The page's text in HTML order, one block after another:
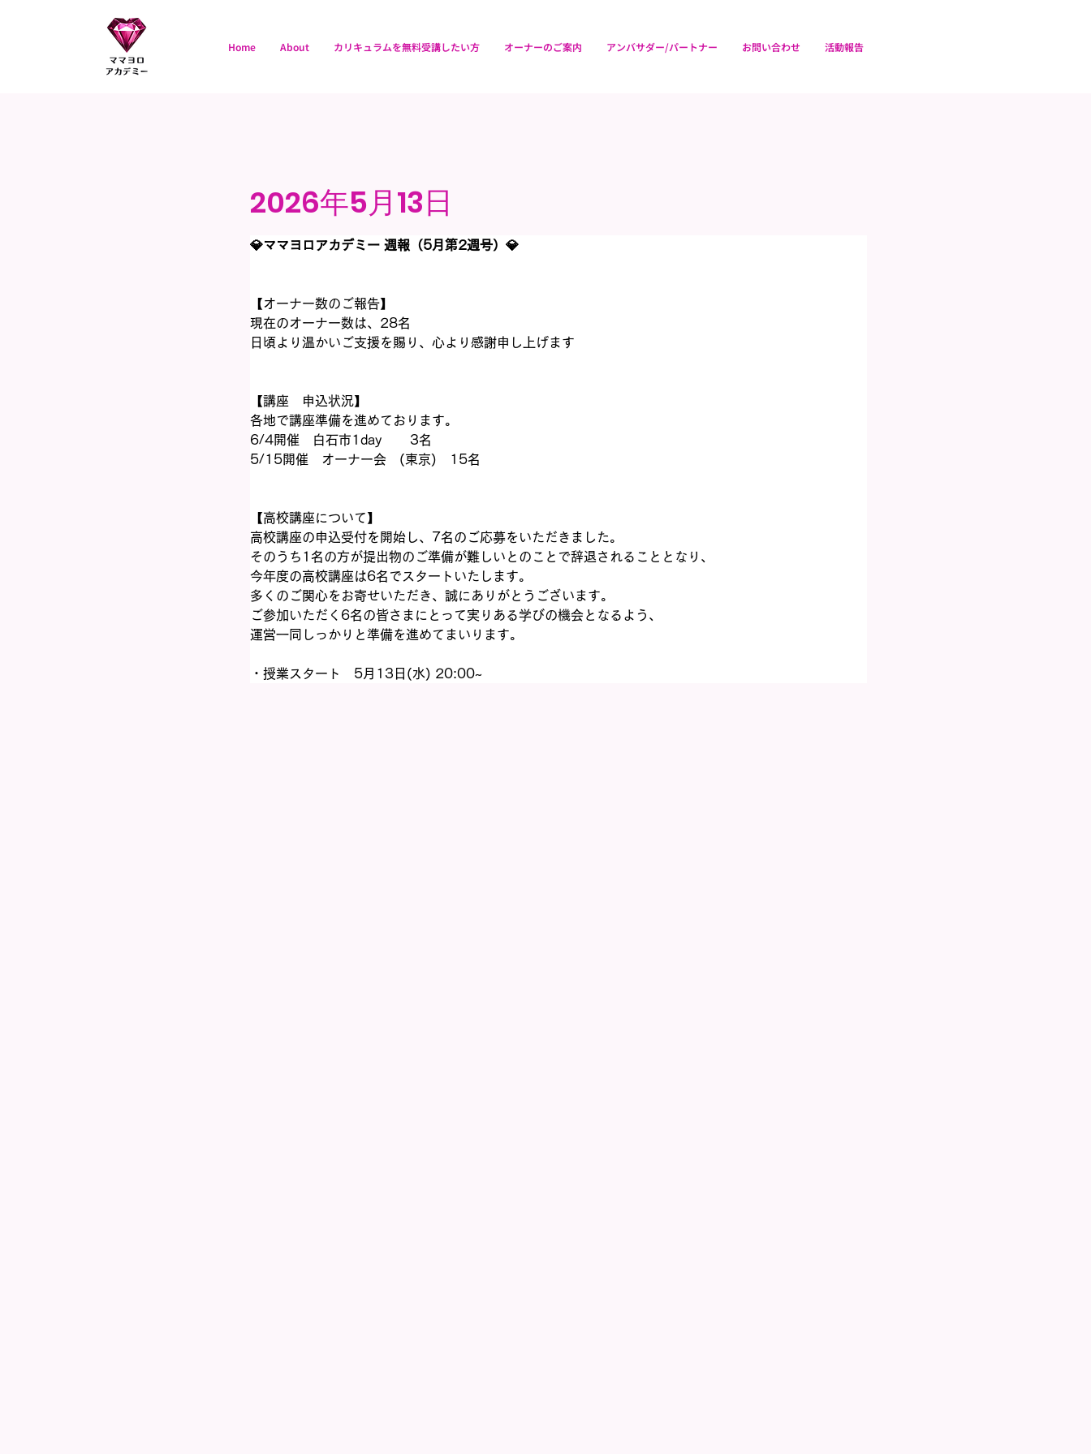
Home About カリキュラムを無料受講したい方 オーナーのご案内 アンバサダー/パートナー お問い合わせ 活動報告
2026年5月13日
💎ママヨロアカデミー 週報（5月第2週号）💎
【オーナー数のご報告】
現在のオーナー数は、28名
日頃より温かいご支援を賜り、心より感謝申し上げます
【講座　申込状況】
各地で講座準備を進めております。
6/4開催　白石市1day       3名
5/15開催　オーナー会　(東京)　15名
【高校講座について】
高校講座の申込受付を開始し、7名のご応募をいただきました。
そのうち1名の方が提出物のご準備が難しいとのことで辞退されることとなり、
今年度の高校講座は6名でスタートいたします。
多くのご関心をお寄せいただき、誠にありがとうございます。
ご参加いただく6名の皆さまにとって実りある学びの機会となるよう、
運営一同しっかりと準備を進めてまいります。
・授業スタート　5月13日(水) 20:00~